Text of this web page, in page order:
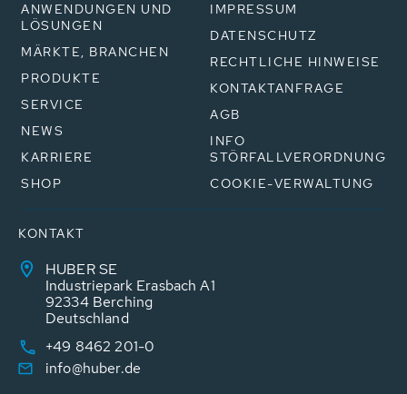
ANWENDUNGEN UND
LÖSUNGEN
MÄRKTE, BRANCHEN
PRODUKTE
SERVICE
NEWS
KARRIERE
SHOP
IMPRESSUM
DATENSCHUTZ
RECHTLICHE HINWEISE
KONTAKTANFRAGE
AGB
INFO
STÖRFALLVERORDNUNG
COOKIE-VERWALTUNG
KONTAKT
HUBER SE
Industriepark Erasbach A1
92334 Berching
Deutschland
+49 8462 201-0
info@huber.de